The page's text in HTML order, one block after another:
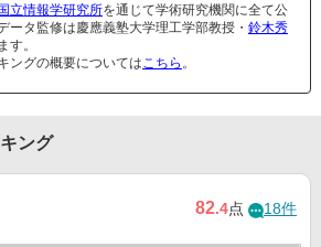
国立情報学研究所を通じて学術研究機関に全て公
ータ監修は慶應義塾大学理工学部教授・ 鈴木秀
す。
ングの概要についてはこちら 。
ング
82.4点 18件